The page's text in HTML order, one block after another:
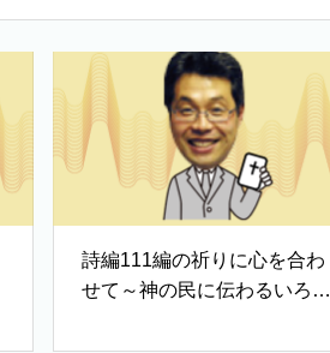
詩編111編の祈りに心を合わ
せて～神の民に伝わるいろは